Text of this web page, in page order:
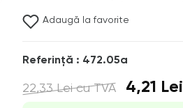
Adaugă la favorite
Referinţă : 472.05a
22,33 Leicu TVA 4,21 Lei